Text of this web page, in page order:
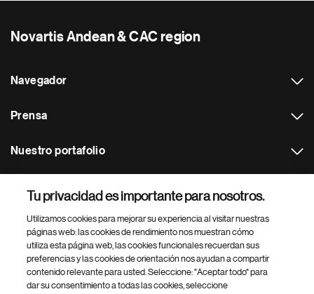
Novartis Andean & CAC region
Navegador
Prensa
Nuestro portafolio
Footer Site Search
Tu privacidad es importante para nosotros.
Utilizamos cookies para mejorar su experiencia al visitar nuestras
páginas web: las cookies de rendimiento nos muestran cómo
utiliza esta página web, las cookies funcionales recuerdan sus
preferencias y las cookies de orientación nos ayudan a compartir
contenido relevante para usted. Seleccione: "Aceptar todo" para
dar su consentimiento a todas las cookies, seleccione